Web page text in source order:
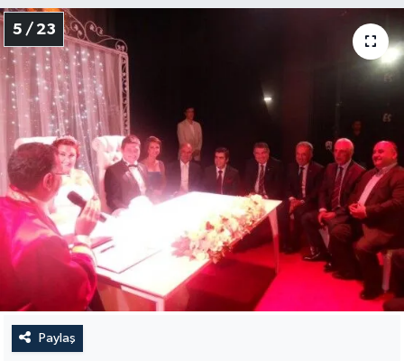
5 / 23
Paylaş